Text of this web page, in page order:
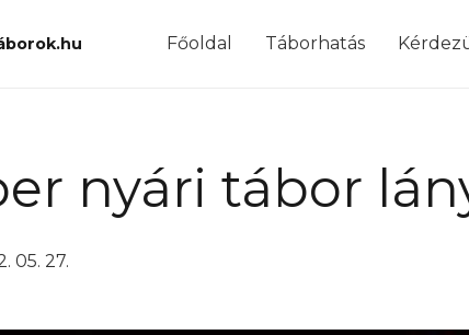
Főoldal Táborhatás
nyári tábor
05. 27.